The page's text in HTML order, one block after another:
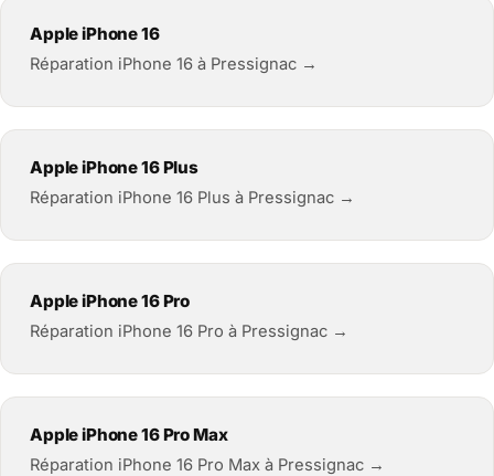
Apple iPhone 16
Réparation iPhone 16 à Pressignac →
Apple iPhone 16 Plus
Réparation iPhone 16 Plus à Pressignac →
Apple iPhone 16 Pro
Réparation iPhone 16 Pro à Pressignac →
Apple iPhone 16 Pro Max
Réparation iPhone 16 Pro Max à Pressignac →